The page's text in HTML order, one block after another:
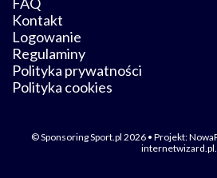
Kontakt
Logowanie
Regulaminy
Polityka prywatności
Polityka cookies
© Sponsoring Sport.pl 2026 • Projekt:
internetwizard.pl